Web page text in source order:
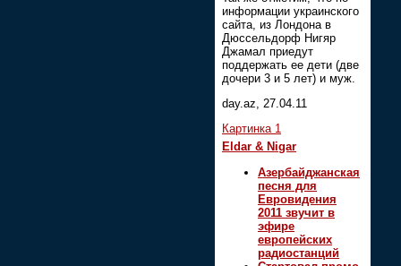
информации украинского
сайта, из Лондона в
Дюссельдорф Нигяр
Джамал приедут
поддержать ее дети (две
дочери 3 и 5 лет) и муж.
day.az, 27.04.11
Картинка 1
Eldar & Nigar
Азербайджанская
песня для
Евровидения
2011 звучит в
эфире
европейских
радиостанций